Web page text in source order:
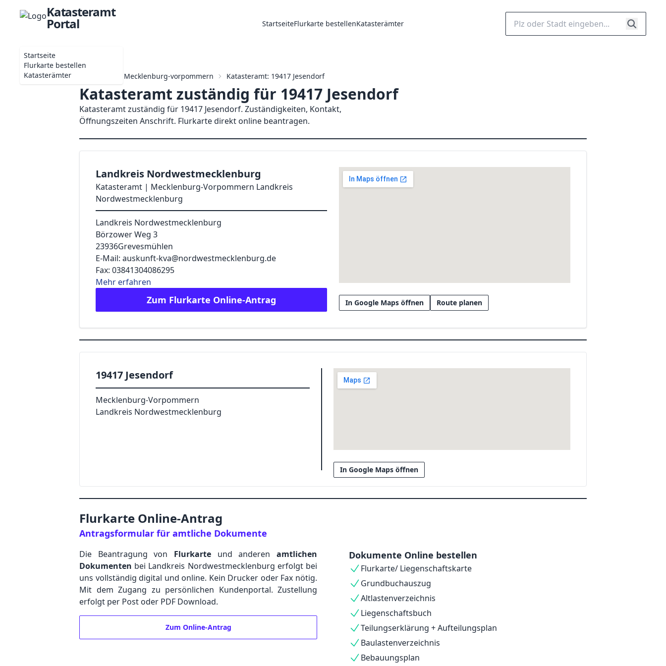
Katasteramt
Portal
Startseite
Flurkarte bestellen
Katasterämter
StartseiteFlurkarte bestellenKatasterämter
Mecklenburg-vorpommern Katasteramt: 19417 Jesendorf
Katasteramt zuständig für 19417 Jesendorf
Katasteramt zuständig für 19417 Jesendorf. Zuständigkeiten, Kontakt,
Öffnungszeiten Anschrift. Flurkarte direkt online beantragen.
Landkreis Nordwestmecklenburg
Katasteramt | Mecklenburg-Vorpommern Landkreis
Nordwestmecklenburg
Landkreis Nordwestmecklenburg
Börzower Weg 3
23936Grevesmühlen
E-Mail: auskunft-kva@nordwestmecklenburg.de
Fax: 03841304086295
Mehr erfahren
Zum Flurkarte Online-Antrag In Google Maps öffnen Route planen
19417 Jesendorf
Mecklenburg-Vorpommern
Landkreis Nordwestmecklenburg
In Google Maps öffnen
Flurkarte Online-Antrag
Antragsformular für amtliche Dokumente
Die Beantragung von Flurkarte und anderen amtlichen
Dokumenten bei Landkreis Nordwestmecklenburg erfolgt bei
uns vollständig digital und online. Kein Drucker oder Fax nötig.
Mit dem Zugang zu persönlichen Kundenportal. Zustellung
erfolgt per Post oder PDF Download.
Zum Online-Antrag
Dokumente Online bestellen
Flurkarte/ Liegenschaftskarte
Grundbuchauszug
Altlastenverzeichnis
Liegenschaftsbuch
Teilungserklärung + Aufteilungsplan
Baulastenverzeichnis
Bebauungsplan